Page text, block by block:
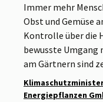
Immer mehr
Obst und Gemüse
Kontrolle über die
bewusste Umgang
am Gärtnern sind
Energiepflanzen